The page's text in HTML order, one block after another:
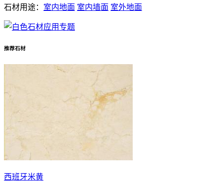
石材用途： 室内地面 室内墙面 室外地面
推荐石材
西班牙米黄